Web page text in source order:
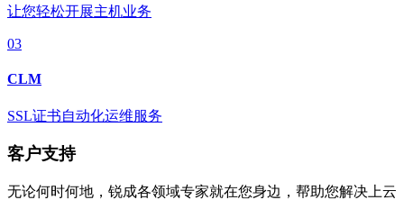
让您轻松开展主机业务
03
CLM
SSL证书自动化运维服务
客户支持
无论何时何地，锐成各领域专家就在您身边，帮助您解决上云